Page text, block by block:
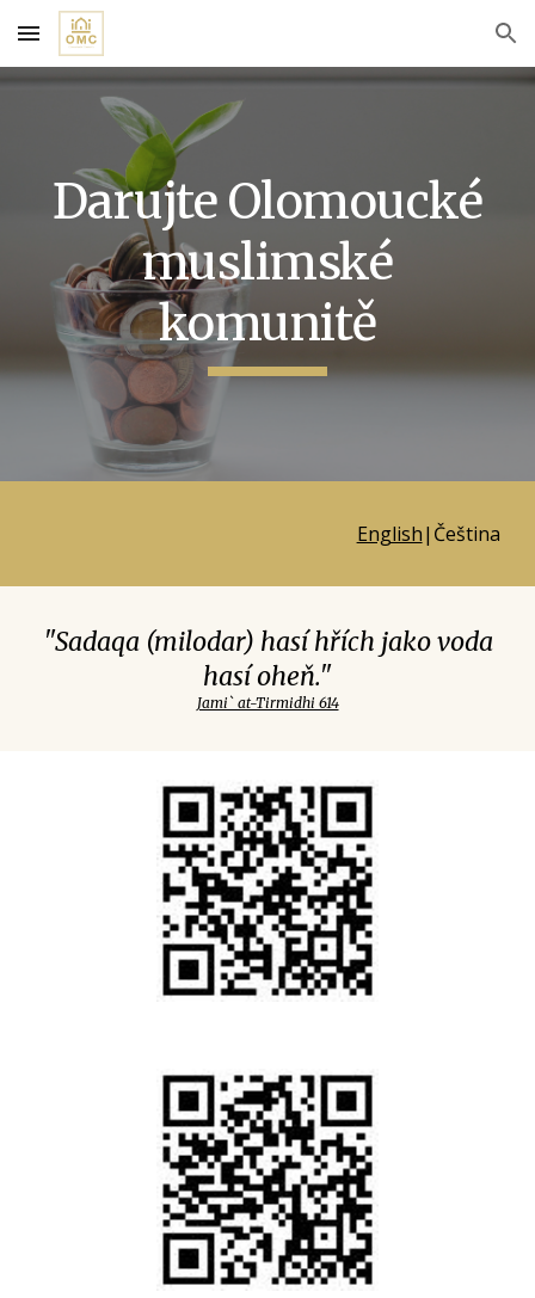
Skip to main content Skip to navigation
Darujte Olomoucké
muslimské
komunitě
English| Čeština
"Sadaqa (milodar) hasí hřích jako voda
hasí oheň."
Jami` at-Tirmidhi 614